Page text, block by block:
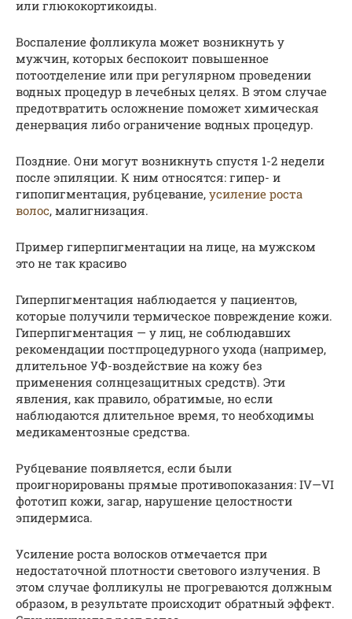
или глюкокортикоиды.
Воспаление фолликула может возникнуть у
мужчин, которых беспокоит повышенное
потоотделение или при регулярном проведении
водных процедур в лечебных целях. В этом случае
предотвратить осложнение поможет химическая
денервация либо ограничение водных процедур.
Поздние. Они могут возникнуть спустя 1-2 недели
после эпиляции. К ним относятся: гипер- и
гипопигментация, рубцевание, усиление роста
волос, малигнизация.
Пример гиперпигментации на лице, на мужском
это не так красиво
Гиперпигментация наблюдается у пациентов,
которые получили термическое повреждение кожи.
Гиперпигментация — у лиц, не соблюдавших
рекомендации постпроцедурного ухода (например,
длительное УФ-воздействие на кожу без
применения солнцезащитных средств). Эти
явления, как правило, обратимые, но если
наблюдаются длительное время, то необходимы
медикаментозные средства.
Рубцевание появляется, если были
проигнорированы прямые противопоказания: IV—VI
фототип кожи, загар, нарушение целостности
эпидермиса.
Усиление роста волосков отмечается при
недостаточной плотности светового излучения. В
этом случае фолликулы не прогреваются должным
образом, в результате происходит обратный эффект.